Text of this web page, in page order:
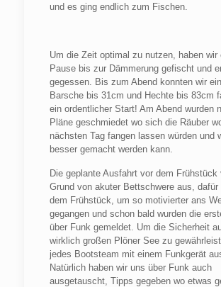
und es ging endlich zum Fischen.
Um die Zeit optimal zu nutzen, haben wir
Pause bis zur Dämmerung gefischt und
gegessen. Bis zum Abend konnten wir
Barsche bis 31cm und Hechte bis 83cm
ein ordentlicher Start! Am Abend wurden
Pläne geschmiedet wo sich die Räuber
nächsten Tag fangen lassen würden und
besser gemacht werden kann.
Die geplante Ausfahrt vor dem Frühstück
Grund von akuter Bettschwere aus, dafür
dem Frühstück, um so motivierter ans
gegangen und schon bald wurden die
über Funk gemeldet. Um die Sicherheit
wirklich großen Plöner See zu
jedes Bootsteam mit einem Funkgerät
Natürlich haben wir uns über Funk auch
ausgetauscht, Tipps gegeben wo etwas